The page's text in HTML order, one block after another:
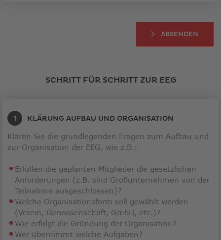
ABSENDEN
SCHRITT FÜR SCHRITT ZUR EEG
KLÄRUNG AUFBAU UND ORGANISATION
Klären Sie die grundlegenden Fragen zum Aufbau und
zur Organisation der EEG, wie z.B.:
Erfüllen die geplanten Mitglieder die gesetzlichen
Anforderungen (z.B. sind Großunternehmen von der
Teilnahme ausgeschlossen)?
Welche Organisationsform soll gewählt werden
(Verein, Genossenschaft, GmbH, etc.)?
Wie erfolgt die Gründung der Organisation?
Wer übernimmt welche Aufgaben?